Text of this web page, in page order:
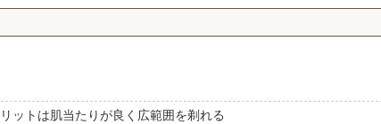
ットは肌当たりが良く広範囲を剃れる